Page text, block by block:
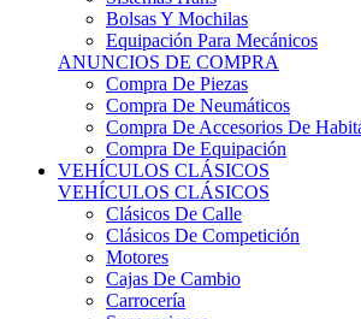
Equipación Para Mecánicos
ANUNCIOS DE COMPRA
Compra De Piezas
Compra De Neumáticos
Compra De Accesorios De
Compra De Equipación
VEHÍCULOS CLÁSICOS
VEHÍCULOS CLÁSICOS
Clásicos De Calle
Clásicos De Competición
Motores
Cajas De Cambio
Carrocería
Suspensiones
Habitáculo